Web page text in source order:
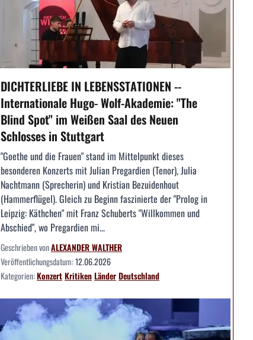
DICHTERLIEBE IN LEBENSSTATIONEN --
Internationale Hugo- Wolf-Akademie: "The
Blind Spot" im Weißen Saal des Neuen
Schlosses in Stuttgart
"Goethe und die Frauen" stand im Mittelpunkt dieses
besonderen Konzerts mit Julian Pregardien (Tenor), Julia
Nachtmann (Sprecherin) und Kristian Bezuidenhout
(Hammerflügel). Gleich zu Beginn faszinierte der "Prolog in
Leipzig: Käthchen" mit Franz Schuberts "Willkommen und
Abschied", wo Pregardien mi...
Geschrieben vonALEXANDER WALTHER
Veröffentlichungsdatum:12.06.2026
Kategorien:KonzertKritikenLänderDeutschland